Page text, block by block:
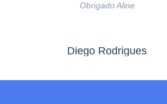
Obrigado Aline
Diego Rodrigues